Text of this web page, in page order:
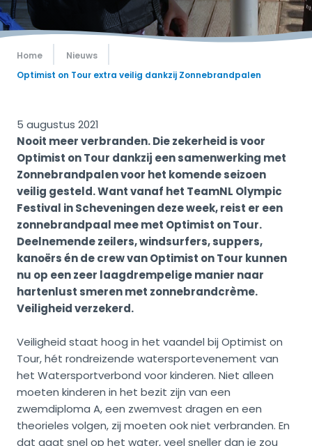
Home
Nieuws
Optimist on Tour extra veilig dankzij Zonnebrandpalen
5 augustus 2021
Nooit meer verbranden. Die zekerheid is voor
Optimist on Tour dankzij een samenwerking met
Zonnebrandpalen voor het komende seizoen
veilig gesteld. Want vanaf het TeamNL Olympic
Festival in Scheveningen deze week, reist er een
zonnebrandpaal mee met Optimist on Tour.
Deelnemende zeilers, windsurfers, suppers,
kanoërs én de crew van Optimist on Tour kunnen
nu op een zeer laagdrempelige manier naar
hartenlust smeren met zonnebrandcrème.
Veiligheid verzekerd.
Veiligheid staat hoog in het vaandel bij Optimist on
Tour, hét rondreizende watersportevenement van
het Watersportverbond voor kinderen. Niet alleen
moeten kinderen in het bezit zijn van een
zwemdiploma A, een zwemvest dragen en een
theorieles volgen, zij moeten ook niet verbranden. En
dat gaat snel op het water, veel sneller dan je zou